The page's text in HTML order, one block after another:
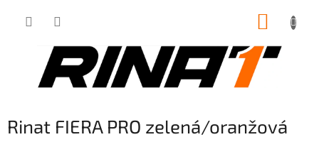
Rinat FIERA PRO zelená/oranžová